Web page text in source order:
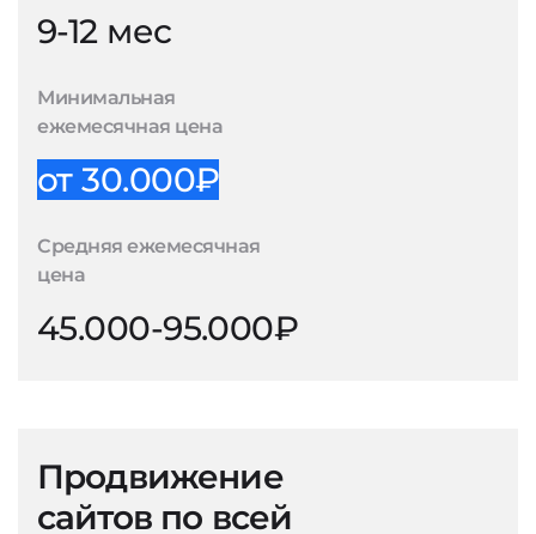
9-12 мес
Минимальная
ежемесячная цена
от 30.000₽
Средняя ежемесячная
цена
45.000-95.000₽
Продвижение
сайтов по всей